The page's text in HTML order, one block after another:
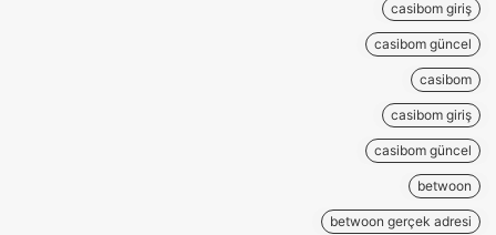
casibom giriş
casibom güncel
casibom
casibom giriş
casibom güncel
betwoon
betwoon gerçek adresi